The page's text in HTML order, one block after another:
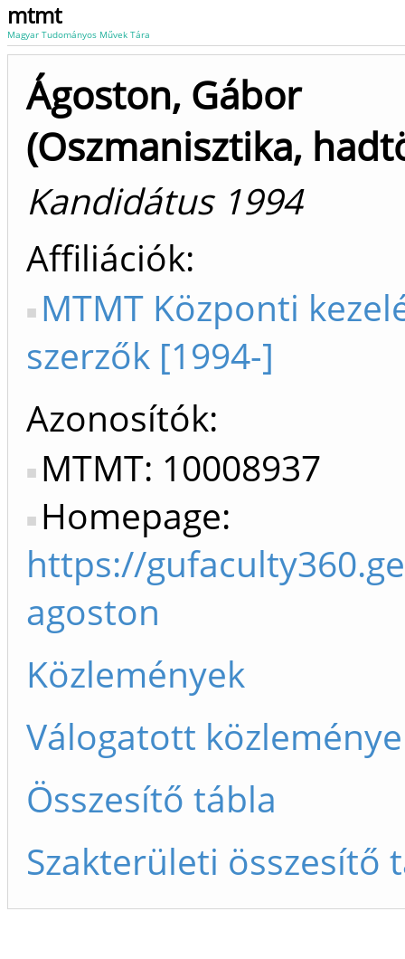
mtmt
Magyar Tudományos Művek Tára
Ágoston, Gábor
(Oszmanisztika,
Kandidátus 1994
Affiliációk
MTMT Központi
szerzők [1994-]
Azonosítók
MTMT: 10008937
Homepage:
https://
agoston
Közlemények
Válogatott
Összesítő tábla
Szakterületi összesítő